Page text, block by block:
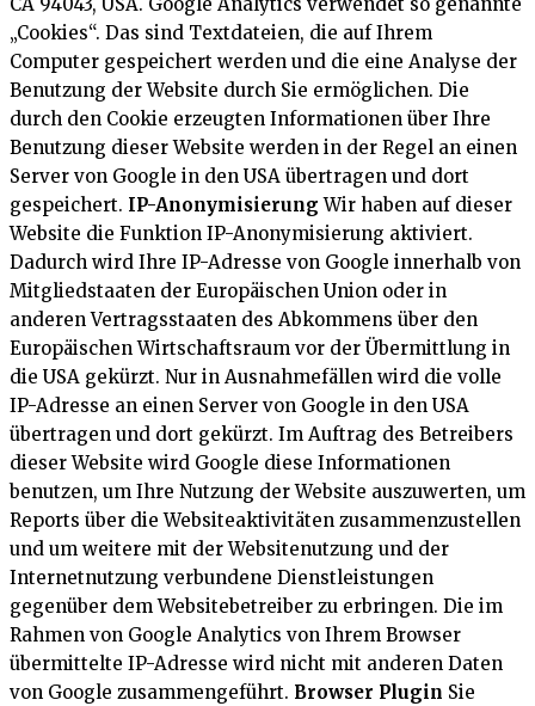
„Cookies“. Das sind Textdateien, die auf Ihrem
Computer gespeichert werden und die eine Analyse der
Benutzung der Website durch Sie ermöglichen. Die
durch den Cookie erzeugten Informationen über Ihre
Benutzung dieser Website werden in der Regel an einen
Server von Google in den USA übertragen und dort
gespeichert. IP-Anonymisierung Wir haben auf dieser
Website die Funktion IP-Anonymisierung aktiviert.
Dadurch wird Ihre IP-Adresse von Google innerhalb von
Mitgliedstaaten der Europäischen Union oder in
anderen Vertragsstaaten des Abkommens über den
Europäischen Wirtschaftsraum vor der Übermittlung in
die USA gekürzt. Nur in Ausnahmefällen wird die volle
IP-Adresse an einen Server von Google in den USA
übertragen und dort gekürzt. Im Auftrag des Betreibers
dieser Website wird Google diese Informationen
benutzen, um Ihre Nutzung der Website auszuwerten, um
Reports über die Websiteaktivitäten zusammenzustellen
und um weitere mit der Websitenutzung und der
Internetnutzung verbundene Dienstleistungen
gegenüber dem Websitebetreiber zu erbringen. Die im
Rahmen von Google Analytics von Ihrem Browser
übermittelte IP-Adresse wird nicht mit anderen Daten
von Google zusammengeführt. Browser Plugin Sie